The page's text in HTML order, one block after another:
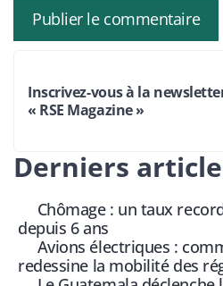
Inscrivez-vous à la
« RSE Magazine »
Derniers
Chômage : un taux
depuis 6 ans
Avions électriques :
redessine la mobilité des